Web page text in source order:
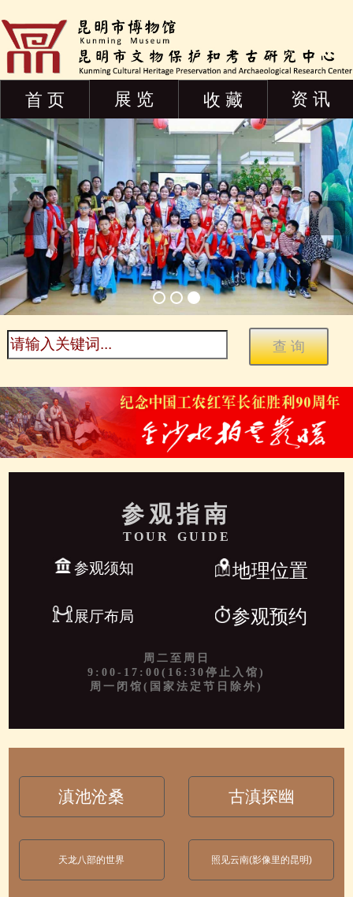
首 页 展 览 收 藏 资 讯
参观指南
TOUR GUIDE
参观须知 地理位置
展厅布局 参观预约
周二至周日
9:00-17:00(16:30停止入馆)
周一闭馆(国家法定节日除外)
滇池沧桑 古滇探幽
天龙八部的世界 照见云南(影像里的昆明)